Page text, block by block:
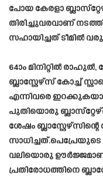
പോയ കേരളാ
തിരിച്ചുവരവാണ്
സഹായിച്ചത് ടീമില്‍
64ാം മിനിറ്റില്‍
ബ്ലാസ്റ്റേഴ്‌സ് കോച്ച്
എന്നിവരെ
പുതിയൊരു
ശേഷം
സാധിച്ചത്.പെപ്രേയുടെ
വലിയൊരു
പ്രതിരോധത്തിനെ